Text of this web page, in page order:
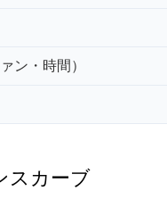
ン・時間）
スカーブ